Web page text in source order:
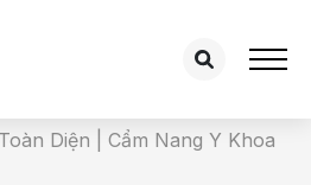
Diện | Cẩm Nang Y Khoa